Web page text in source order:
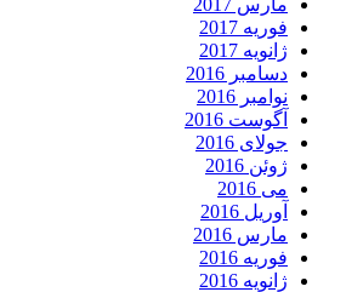
فوریه 2017
ژانویه 2017
دسامبر 2016
نوامبر 2016
آگوست 2016
جولای 2016
ژوئن 2016
می 2016
آوریل 2016
مارس 2016
فوریه 2016
ژانویه 2016